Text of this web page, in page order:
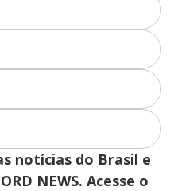
notícias do Brasil e
NEWS. Acesse o